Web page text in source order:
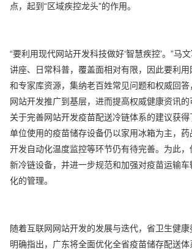
点，起到“区域疾控龙头”的作用。
“要利用现代网站开发科技做好‘智慧疾控’。”马
讲座、日常科普，覆盖面相对有限，因此要利
和专家库资源，集纳老百姓常见问题和权威回答
网站开发推广到基层，进而提高权威健康资讯的
关于完善网站开发疫苗配送冷链体系的建议获
单位使用的疫苗储存设备仍以家用冰箱为主，
开发自动化温度监控等环节仍有待完善。为此
新冷链设备，并进一步规范和加强对疫苗运输
化的管理。
随着互联网网站开发的发展与迭代，省卫生健
明确指出，广东将全面优化全省疫苗储存配送